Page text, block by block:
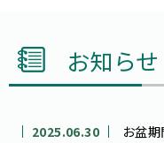
お知らせ
2025.06.30 お盆